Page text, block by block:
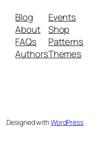
Blog
About
FAQs
Authors
Events
Shop
Patterns
Themes
Designed withWordPress